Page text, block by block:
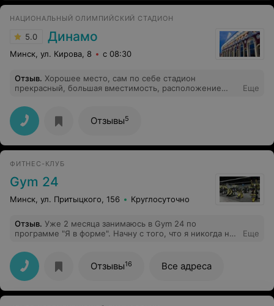
НАЦИОНАЛЬНЫЙ ОЛИМПИЙСКИЙ СТАДИОН
5.0 Динамо
Минск, ул. Кирова, 8 с 08:30
Отзыв. Хорошее место, сам по себе стадион
прекрасный, большая вместимость, расположение
составляет труда уехать. Прекрасный интерьер и
многое по еде не подскажу.
Еще
Отзывы5
ФИТНЕС-КЛУБ
Gym 24
Минск, ул. Притыцкого, 156 Круглосуточно
Отзыв. Уже 2 месяца занимаюсь в Gym 24 по
программе "Я в форме". Начну с того, что я никогда не
неделю в зал к 8 утра, да еще и заниматься там в
полную силу. Но делаю это с легкость и
удовольствием. Зал очень просторный, большое
количество всевозможных тренажеров, названия
некоторых я даже не знаю) В абонемент входит 3
Еще
Отзывы16 Все адреса